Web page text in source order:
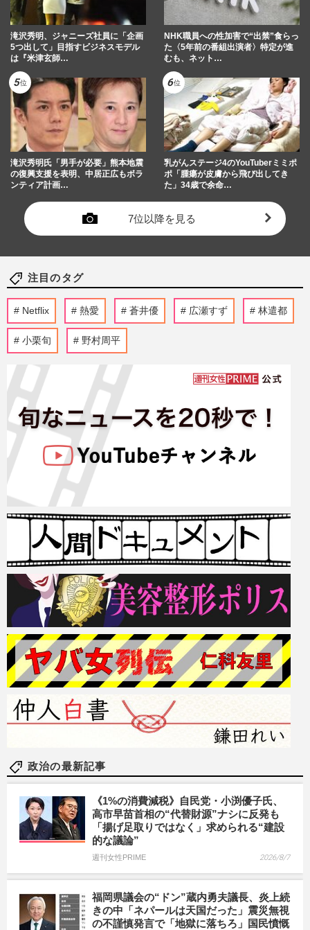
滝沢秀明、ジャニーズ社員に「企画
5つ出して」目指すビジネスモデル
は『米津玄師…
NHK職員への性加害で“出禁”食らっ
た〈5年前の番組出演者〉特定が進
むも、ネット…
滝沢秀明氏「男手が必要」熊本地震
の復興支援を表明、中居正広もボラ
ンティア計画…
乳がんステージ4のYouTuberミミポ
ポ「腫瘍が皮膚から飛び出してき
た」34歳で余命…
7位以降を見る
注目のタグ
Netflix 熱愛 蒼井優 広瀬すず 林遣都
小栗旬 野村周平
政治の最新記事
《1%の消費減税》自民党・小渕優子氏、
高市早苗首相の“代替財源”ナシに反発も
「揚げ足取りではなく」求められる“建設
的な議論”
週刊女性PRIME 2026/8/7
福岡県議会の“ドン”蔵内勇夫議長、炎上続
きの中「ネパールは天国だった」震災無視
の不謹慎発言で「地獄に落ちろ」国民憤慨